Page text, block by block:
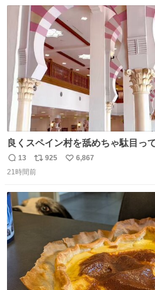
ト
数
良くスペイン村を舐めちゃ駄目っ
ちゃ行けないのはスペィン村ホテ
中庭抜けるだけでこの有様🤩 ディ
ニャは益々素晴らしい場所になっ
返
信
13
リ
ポ
ト
数
925
い
数
6,867
21時間前